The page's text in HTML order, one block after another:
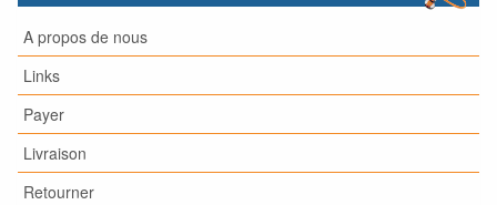
A propos de nous
Links
Payer
Livraison
Retourner